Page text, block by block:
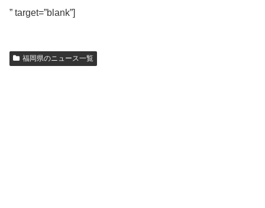
” target=”blank”]
福岡県のニュース一覧